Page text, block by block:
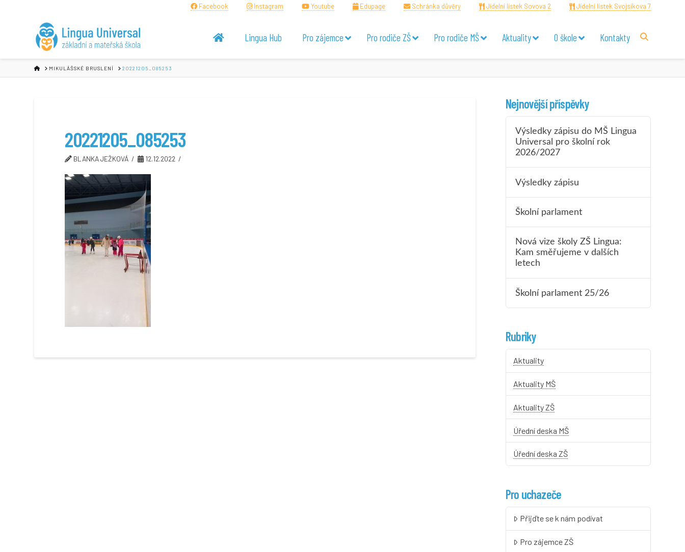
Facebook Instagram Youtube Edupage Schránka důvěry Jídelní lístek Sovova 2 Jídelní lístek Svojsíkova 7
Lingua Hub Pro zájemce Pro rodiče ZŠ Pro rodiče MŠ Aktuality O škole Kontakty
HOMEMIKULÁŠSKÉ BRUSLENÍ 20221205_085253
20221205_085253
BLANKA JEŽKOVÁ 12.12.2022
Nejnovější příspěvky
Výsledky zápisu do MŠ Lingua
Universal pro školní rok
2026/2027
Výsledky zápisu
Školní parlament
Nová vize školy ZŠ Lingua:
Kam směřujeme v dalších
letech
Školní parlament 25/26
Rubriky
Aktuality
Aktuality MŠ
Aktuality ZŠ
Úřední deska MŠ
Úřední deska ZŠ
Pro uchazeče
Přijďte se k nám podívat
Pro zájemce ZŠ